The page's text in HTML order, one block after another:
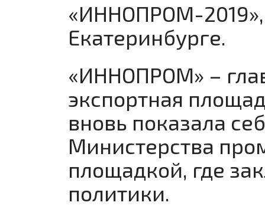
«ИННОПРОМ-2019»,
Екатеринбурге.
«ИННОПРОМ» –
экспортная
вновь показала
Министерства
площадкой, где
политики.